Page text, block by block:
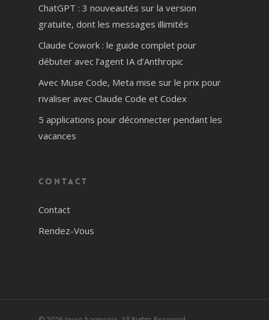
ChatGPT : 3 nouveautés sur la version
gratuite, dont les messages illimités
Claude Cowork : le guide complet pour
débuter avec l’agent IA d’Anthropic
Avec Muse Code, Meta mise sur le prix pour
rivaliser avec Claude Code et Codex
5 applications pour déconnecter pendant les
vacances
Contact
Contact
Rendez-Vous